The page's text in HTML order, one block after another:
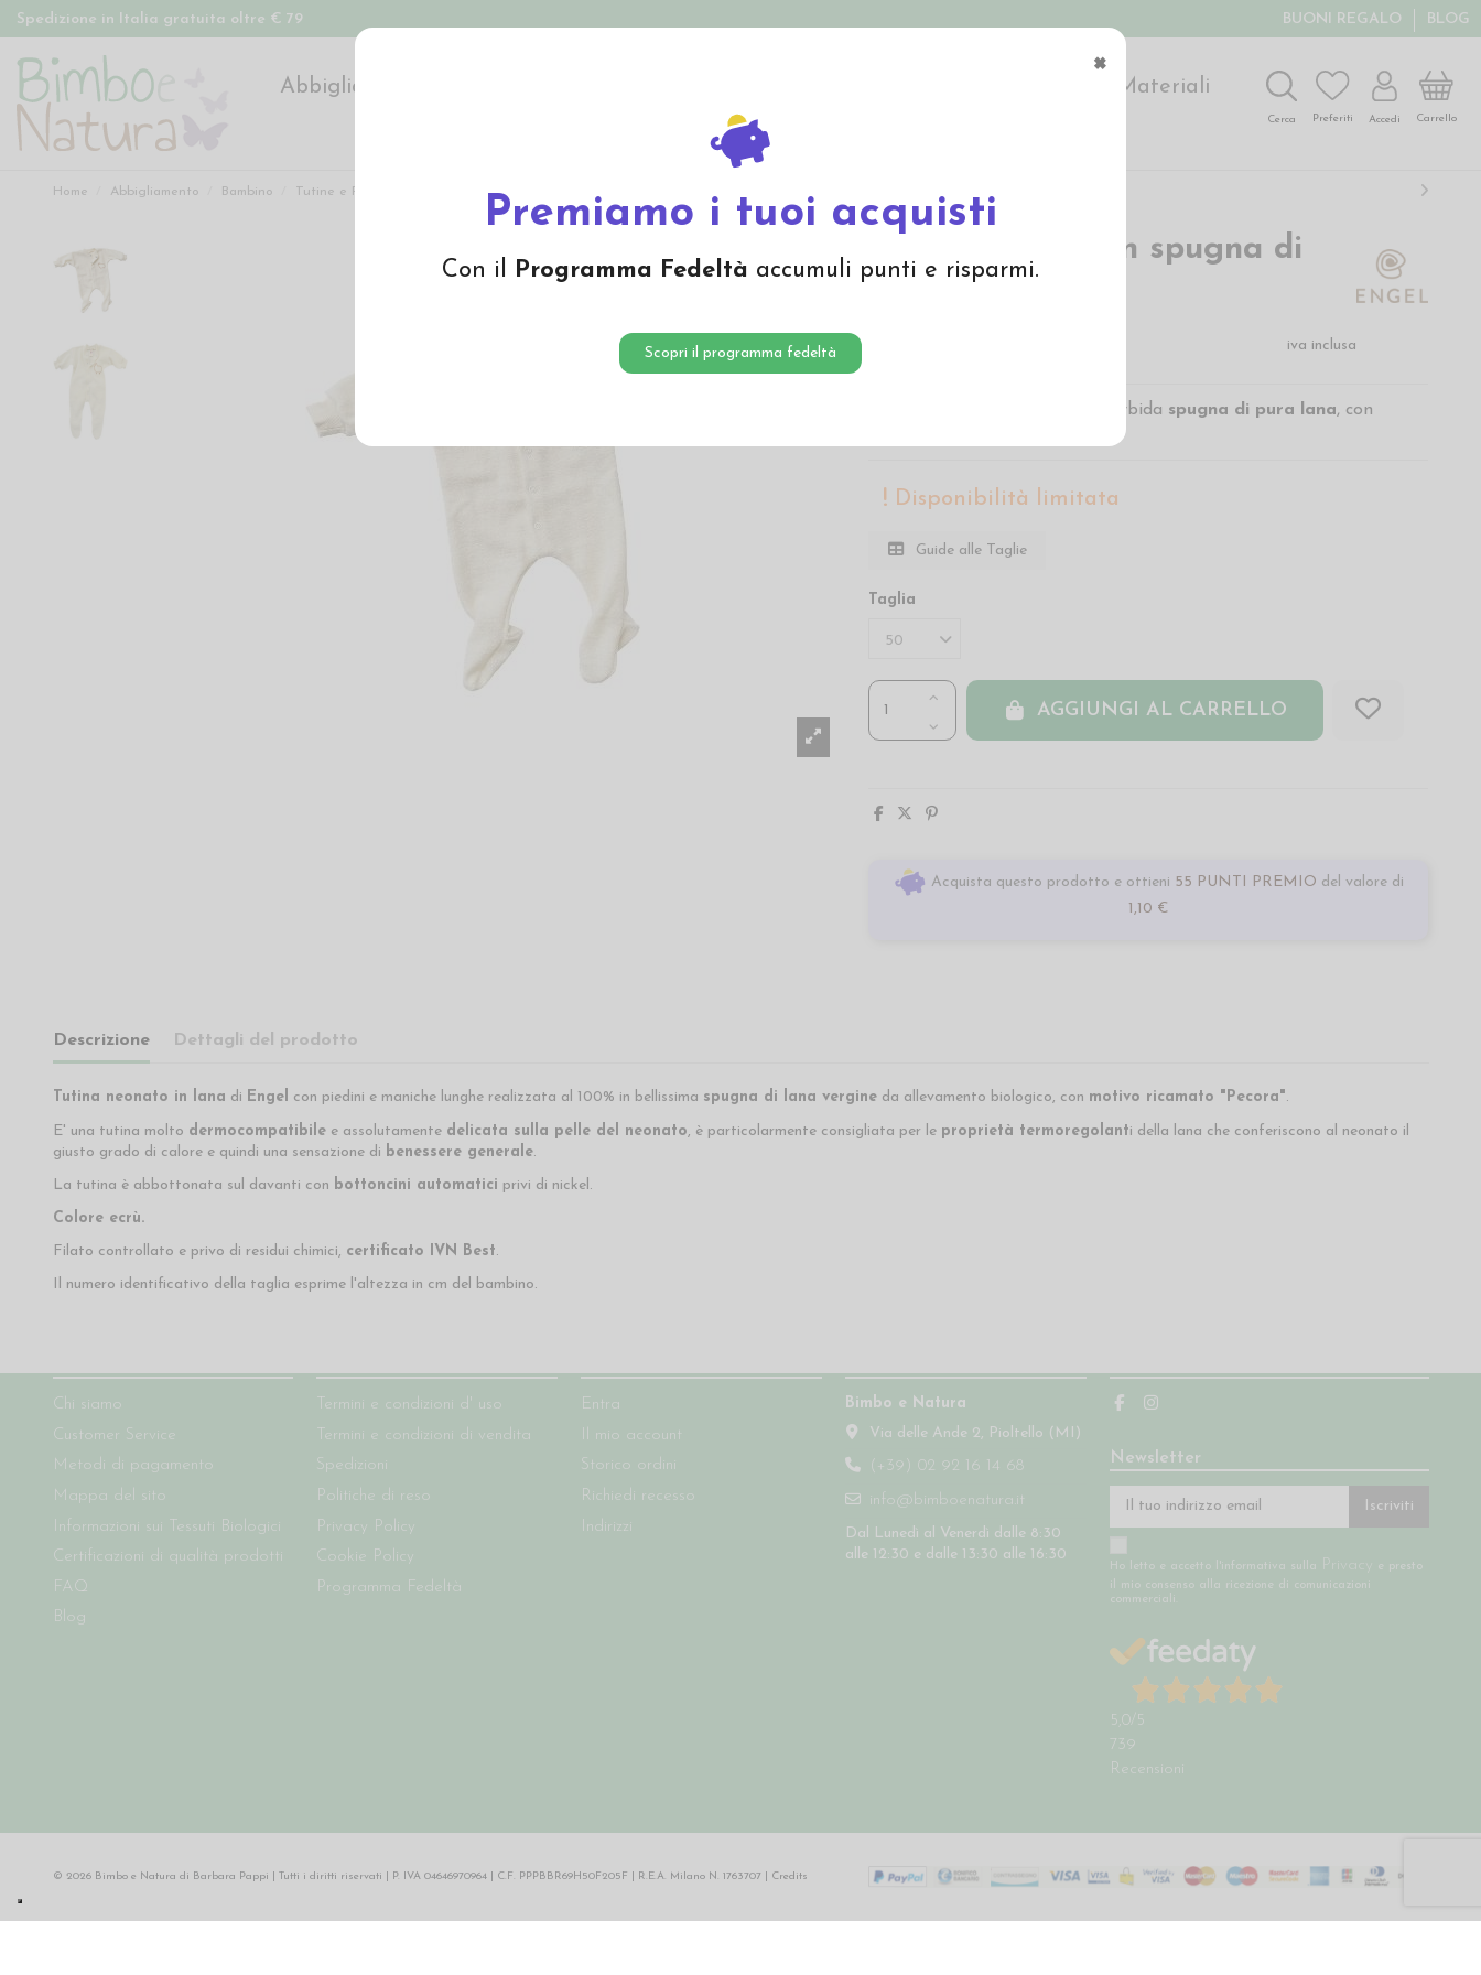
×
Premiamo i tuoi acquisti
Con il Programma Fedeltà accumuli punti e risparmi.
Scopri il programma fedeltà
Spedizione in Italia gratuita oltre € 79 BUONI REGALO BLOG
Abbigliamento
Materiali
Offerte
Cerca Preferiti Accedi Carrello
Home Abbigliamento Bambino Tutine e Pagliaccetti Tutina neonato in spugna di lana
Tutina neonato in spugna di
iva inclusa
l in morbida spugna di pura lana, con
Disponibilità limitata
Guide alle Taglie
Taglia
AGGIUNGI AL CARRELLO
Acquista questo prodotto e ottieni 55 PUNTI PREMIO del valore di
1,10 €
Descrizione Dettagli del prodotto
Tutina neonato in lana di Engel con piedini e maniche lunghe realizzata al 100% in bellissima spugna di lana vergineda allevamento biologico, con motivo ricamato "Pecora".
E' una tutina molto dermocompatibilee assolutamente delicata sulla pelle del neonato, è particolarmente consigliata per le proprietà termoregolanti della lana che conferiscono al neonato il
giusto grado di calore e quindi una sensazione di benessere generale.
La tutina è abbottonata sul davanti con bottoncini automatici privi di nickel.
Colore ecrù.
Filato controllato e privo di residui chimici, certificato IVN Best.
Il numero identificativo della taglia esprime l'altezza in cm del bambino.
Chi siamo
Customer Service
Metodi di pagamento
Mappa del sito
Informazioni sui Tessuti Biologici
Certificazioni di qualità prodotti
FAQ
Blog
Termini e condizioni d' uso
Termini e condizioni di vendita
Spedizioni
Politiche di reso
Privacy Policy
Cookie Policy
Programma Fedeltà
Entra
Il mio account
Storico ordini
Richiedi recesso
Indirizzi
Bimbo e Natura
Via delle Ande 2, Pioltello (MI)
(+39) 02 92 16 14 68
info@bimboenatura.it
Dal Lunedì al Venerdì dalle 8:30
alle 12:30 e dalle 13:30 alle 16:30
Newsletter
Iscriviti
Ho letto e accetto l'informativa sulla Privacy
e presto
il mio consenso alla ricezione di comunicazioni
commerciali.
5,0/5
739
Recensioni
© 2026 Bimbo e Natura di Barbara Pappi | Tutti i diritti riservati | P. IVA 04646970964 | C.F. PPPBBR69H50F205F | R.E.A. Milano N. 1763707 | Credits